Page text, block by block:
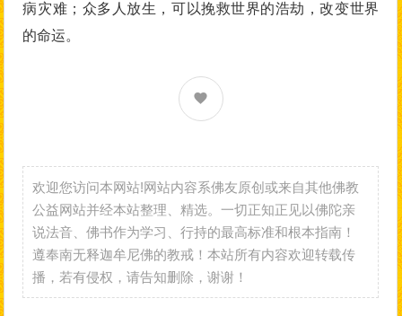
病灾难；众多人放生，可以挽救世界的浩劫，改变世界
的命运。
欢迎您访问本网站!网站内容系佛友原创或来自其他佛教
公益网站并经本站整理、精选。一切正知正见以佛陀亲
说法音、佛书作为学习、行持的最高标准和根本指南！
遵奉南无释迦牟尼佛的教戒！本站所有内容欢迎转载传
播，若有侵权，请告知删除，谢谢！